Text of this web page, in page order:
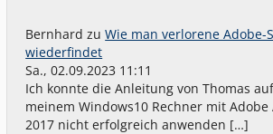
Bernhard zuWie man verlorene Adobe-
wiederfindet
Sa., 02.09.2023 11:11
Ich konnte die Anleitung von Thomas
meinem Windows10 Rechner mit Adobe
2017 nicht erfolgreich anwenden […]